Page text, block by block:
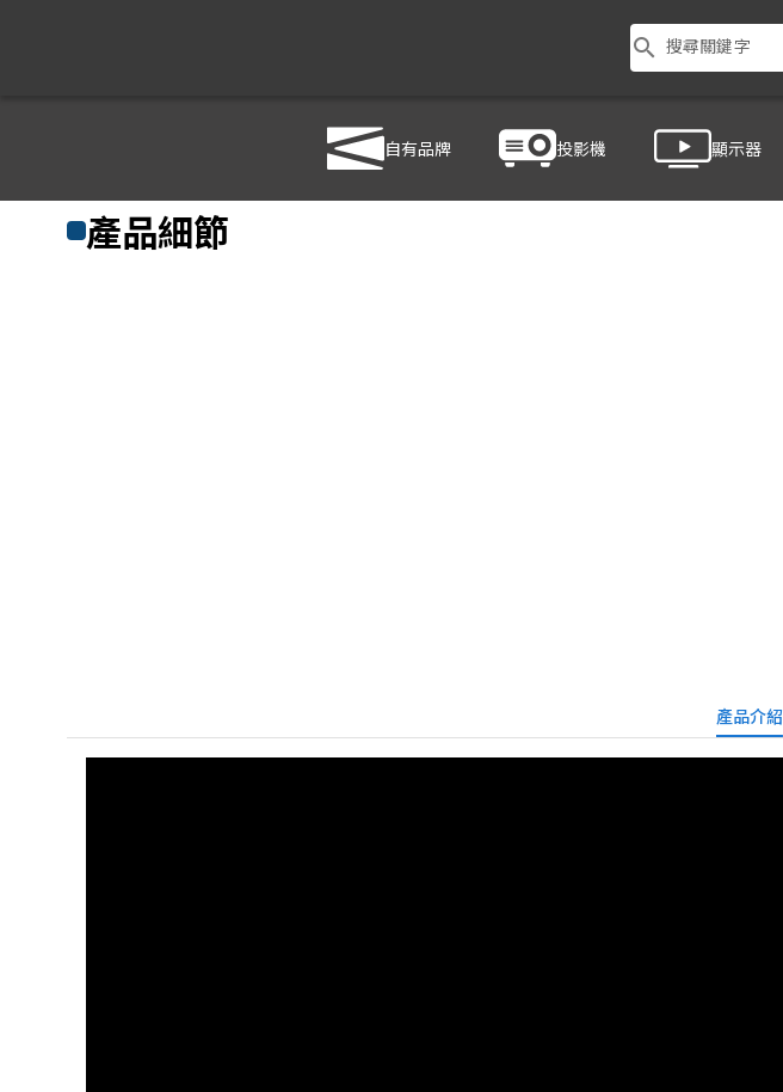
search 搜尋關鍵字
自有品牌 投影機 顯示器
YAMAHA PX5
產品細節
產品介紹